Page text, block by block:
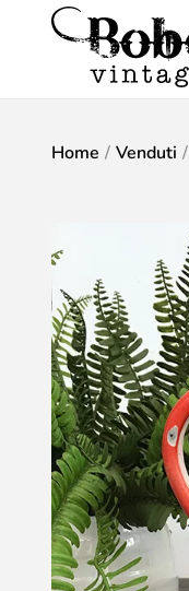
Home / Venduti /